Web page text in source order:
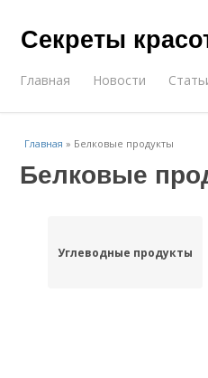
Секреты
Главная Новости
Главная » Белковые продукты
Белковые
Углеводные продукты